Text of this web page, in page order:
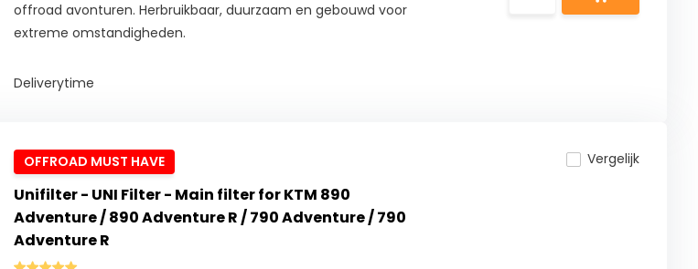
offroad avonturen. Herbruikbaar, duurzaam en gebouwd voor
extreme omstandigheden.
Deliverytime
OFFROAD MUST HAVE
Unifilter - UNI Filter - Main filter for KTM 890
Adventure / 890 Adventure R / 790 Adventure / 790
Adventure R
Vergelijk